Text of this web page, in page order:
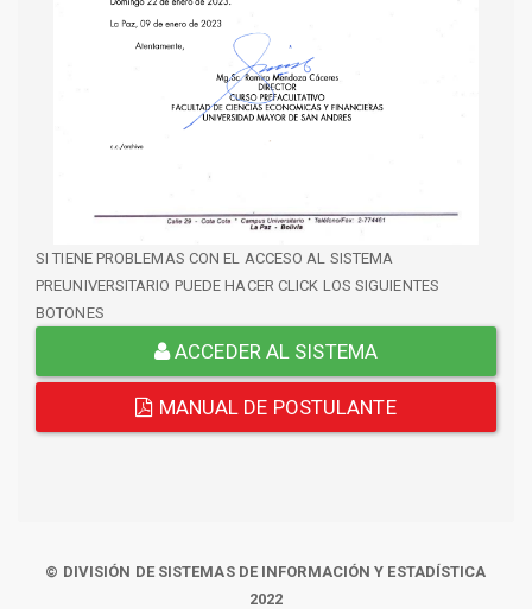
SI TIENE PROBLEMAS CON EL ACCESO AL SISTEMA
PREUNIVERSITARIO PUEDE HACER CLICK LOS SIGUIENTES
BOTONES
ACCEDER AL SISTEMA
MANUAL DE POSTULANTE
© DIVISIÓN DE SISTEMAS DE INFORMACIÓN Y ESTADÍSTICA
2022